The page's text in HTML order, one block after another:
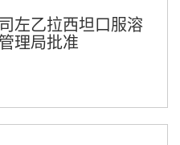
左乙拉西坦口服溶
理局批准